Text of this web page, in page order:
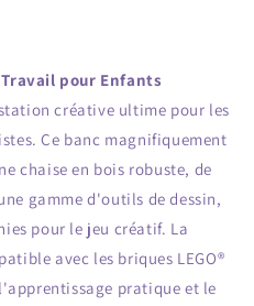
pour Enfants
créative ultime pour les
Ce banc magnifiquement
chaise en bois robuste, de
gamme d'outils de dessin,
pour le jeu créatif. La
avec les briques LEGO®
pratique et le